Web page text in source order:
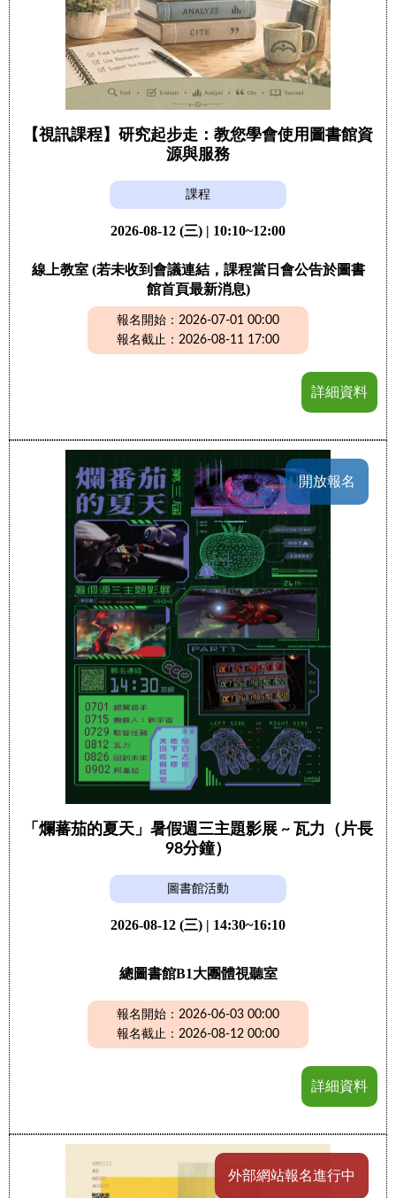
【視訊課程】研究起步走：教您學會使用圖書館資
源與服務
課程
2026-08-12 (三) | 10:10~12:00
線上教室 (若未收到會議連結，課程當日會公告於圖書
館首頁最新消息)
報名開始：2026-07-01 00:00
報名截止：2026-08-11 17:00
詳細資料
開放報名
「爛蕃茄的夏天」暑假週三主題影展 ~ 瓦力（片長
98分鐘）
圖書館活動
2026-08-12 (三) | 14:30~16:10
總圖書館B1大團體視聽室
報名開始：2026-06-03 00:00
報名截止：2026-08-12 00:00
詳細資料
外部網站報名進行中